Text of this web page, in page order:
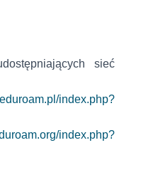
sieć
index.php?
index.php?